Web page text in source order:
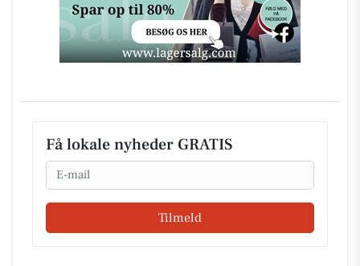
Få lokale nyheder GRATIS
Email
Tilmeld